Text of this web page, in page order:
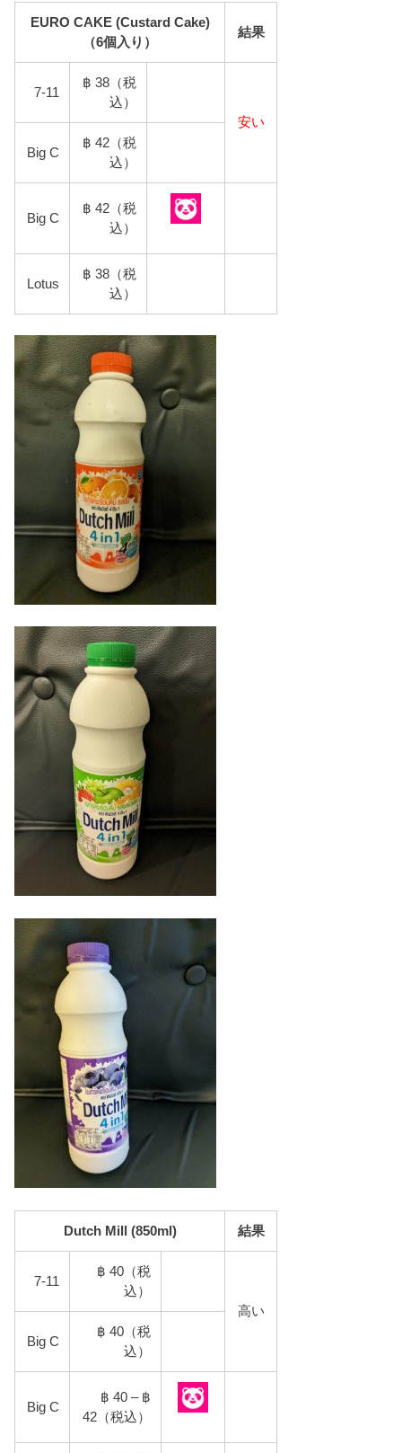
EURO CAKE (Custard Cake)
（6個入り）
結果
7-11
฿ 38（税
込）
安い
Big C
฿ 42（税
込）
Big C
฿ 42（税
込）
Lotus
฿ 38（税
込）
Dutch Mill (850ml) 結果
7-11
฿ 40（税
込）
高い
Big C
฿ 40（税
込）
Big C
฿ 40 – ฿
42（税込）